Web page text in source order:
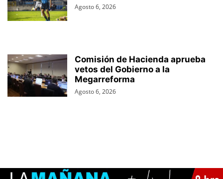
Agosto 6, 2026
Comisión de Hacienda aprueba
vetos del Gobierno a la
Megarreforma
Agosto 6, 2026